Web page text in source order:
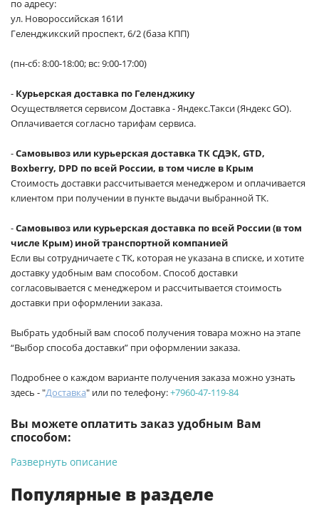
по адресу:
ул. Новороссийская 161И
Геленджикский проспект, 6/2 (база КПП)
(пн-сб: 8:00-18:00; вс: 9:00-17:00)
- Курьерская доставка по Геленджику
Осуществляется сервисом Доставка - Яндекс.Такси (Яндекс GO).
Оплачивается согласно тарифам сервиса.
-Самовывоз или курьерская доставка ТК СДЭК, GTD,
Boxberry, DPD по всей России, в том числе в Крым
Стоимость доставки рассчитывается менеджером и оплачивается
клиентом при получении в пункте выдачи выбранной ТК.
-Самовывоз или курьерская доставка по всей России (в том
числе Крым) иной транспортной компанией
Если вы сотрудничаете с ТК, которая не указана в списке, и хотите
доставку удобным вам способом. Способ доставки
согласовывается с менеджером и рассчитывается стоимость
доставки при оформлении заказа.
Выбрать удобный вам способ получения товара можно на этапе
“Выбор способа доставки” при оформлении заказа.
Подробнее о каждом варианте получения заказа можно узнать
здесь - "Доставка" или по телефону:+7960-47-119-84
Вы можете оплатить заказ удобным Вам
способом:
-Банковской картой на сайте ProffЭлектро. Данный вид
Развернуть описание
Популярные в разделе